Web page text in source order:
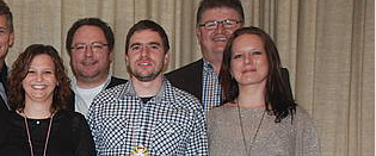
ELFERRAT